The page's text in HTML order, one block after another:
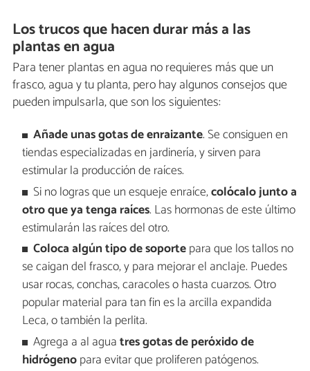
Los trucos que hacen durar más a las
plantas en agua
Para tener plantas en agua no requieres más que un
frasco, agua y tu planta, pero hay algunos consejos que
pueden impulsarla, que son los siguientes:
Añade unas gotas de enraizante. Se consiguen en
tiendas especializadas en jardinería, y sirven para
estimular la producción de raíces.
Si no logras que un esqueje enraíce,colócalo junto a
otro que ya tenga raíces. Las hormonas de este último
estimularán las raíces del otro.
Coloca algún tipo de soportepara que los tallos no
se caigan del frasco, y para mejorar el anclaje. Puedes
usar rocas, conchas, caracoles o hasta cuarzos. Otro
popular material para tan fin es la arcilla expandida
Leca, o también la perlita.
Agrega a al aguatres gotas de peróxido de
hidrógenopara evitar que proliferen patógenos.